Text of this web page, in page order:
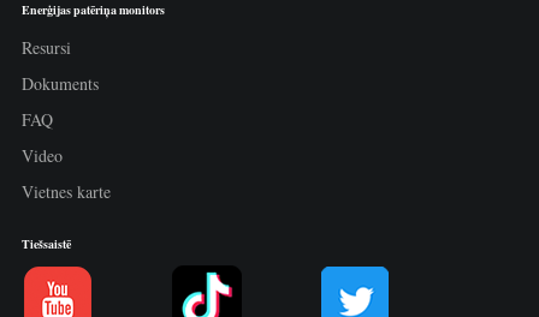
Enerģijas patēriņa monitors
Resursi
Dokuments
FAQ
Video
Vietnes karte
Tiešsaistē